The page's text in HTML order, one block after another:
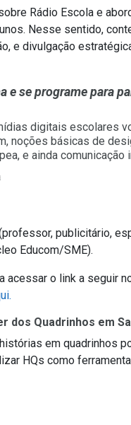
Rádio Escola e
Nesse sentido,
e divulgação
e se programe para
digitais escolares
noções básicas de
e ainda
publicitário,
Educom/SME).
acessar o link a seguir
dos Quadrinhos em
em quadrinhos
HQs como